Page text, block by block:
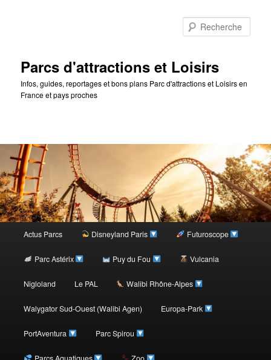
Parcs d'attractions et Loisirs
Infos, guides, reportages et bons plans Parc d'attractions et Loisirs en
France et pays proches
Menu
Aller
contenu
Aller
contenu
Actus Parcs Disneyland Paris Futuroscope
Parc Astérix Puy du Fou Vulcania
Nigloland Le PAL Walibi Rhône-Alpes
Walygator Sud-Ouest (Walibi Agen) Europa-Park
PortAventura Parc Spirou